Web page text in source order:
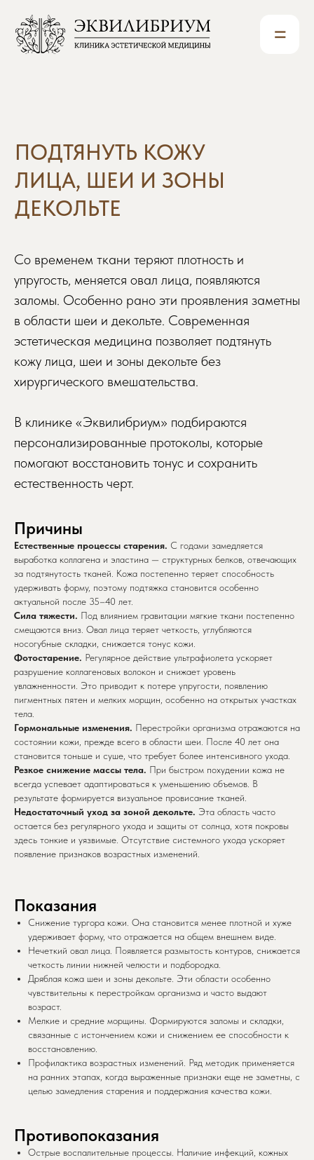
=
ДЕКОЛЬТЕ
Со временем ткани теряют плотность и
упругость, меняется овал лица, появляются
заломы. Особенно рано эти проявления заметны
в области шеи и декольте. Современная
эстетическая медицина позволяет подтянуть
кожу лица, шеи и зоны декольте без
хирургического вмешательства.
В клинике «Эквилибриум» подбираются
персонализированные протоколы, которые
помогают восстановить тонус и сохранить
естественность черт.
Причины
Естественные процессы старения. С годами замедляется
выработка коллагена и эластина — структурных белков, отвечающих
за подтянутость тканей. Кожа постепенно теряет способность
удерживать форму, поэтому подтяжка становится особенно
актуальной после 35–40 лет.
Сила тяжести. Под влиянием гравитации мягкие ткани постепенно
смещаются вниз. Овал лица теряет четкость, углубляются
носогубные складки, снижается тонус кожи.
Фотостарение. Регулярное действие ультрафиолета ускоряет
разрушение коллагеновых волокон и снижает уровень
увлажненности. Это приводит к потере упругости, появлению
пигментных пятен и мелких морщин, особенно на открытых участках
тела.
Гормональные изменения. Перестройки организма отражаются на
состоянии кожи, прежде всего в области шеи. После 40 лет она
становится тоньше и суше, что требует более интенсивного ухода.
Резкое снижение массы тела. При быстром похудении кожа не
всегда успевает адаптироваться к уменьшению объемов. В
результате формируется визуальное провисание тканей.
Недостаточный уход за зоной декольте. Эта область часто
остается без регулярного ухода и защиты от солнца, хотя покровы
здесь тонкие и уязвимые. Отсутствие системного ухода ускоряет
появление признаков возрастных изменений.
Показания
Снижение тургора кожи. Она становится менее плотной и хуже
удерживает форму, что отражается на общем внешнем виде.
Нечеткий овал лица. Появляется размытость контуров, снижается
четкость линии нижней челюсти и подбородка.
Дряблая кожа шеи и зоны декольте. Эти области особенно
чувствительны к перестройкам организма и часто выдают
возраст.
Мелкие и средние морщины. Формируются заломы и складки,
связанные с истончением кожи и снижением ее способности к
восстановлению.
Профилактика возрастных изменений. Ряд методик применяется
на ранних этапах, когда выраженные признаки еще не заметны, с
целью замедления старения и поддержания качества кожи.
Противопоказания
Острые воспалительные процессы. Наличие инфекций, кожных